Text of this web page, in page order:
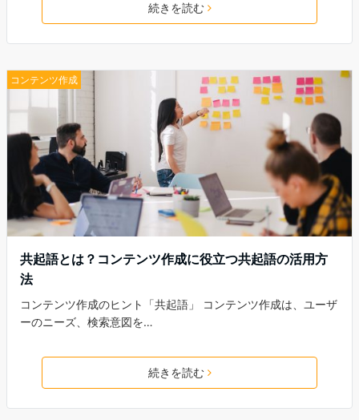
続きを読む
コンテンツ作成
共起語とは？コンテンツ作成に役立つ共起語の活用方
法
コンテンツ作成のヒント「共起語」 コンテンツ作成は、ユーザ
ーのニーズ、検索意図を…
続きを読む